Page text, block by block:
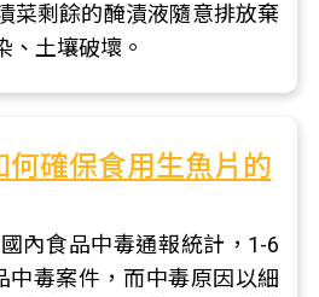
菜剩餘的醃漬液隨意排放棄
、土壤破壞。
確保食用生魚片的
內食品中毒通報統計，1-6
中毒案件，而中毒原因以細